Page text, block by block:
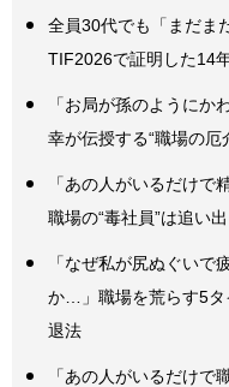
全員30代でも「まだま
TIF2026で証明した14
「お局が孫のようにか
幸が伝授する“職場の厄
「あの人がいるだけで
職場の“毒社員”は追い
「なぜ私が尻ぬぐいで
か…」職場を荒らす5タ
退法
「あの人がいるだけで